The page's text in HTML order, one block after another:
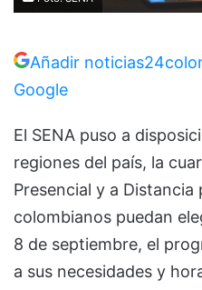
Añadir
Google
El SENA puso a
regiones del país, la
Presencial y a Distancia
colombianos puedan
8 de septiembre, el
a sus necesidades y